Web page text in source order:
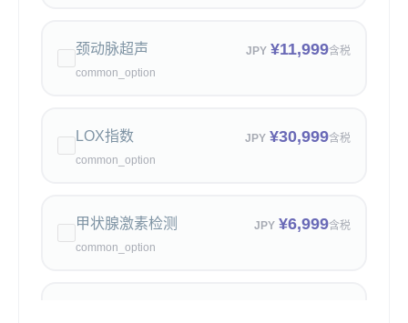
颈动脉超声 JPY ¥11,999含税
common_option
LOX指数 JPY ¥30,999含税
common_option
甲状腺激素检测 JPY ¥6,999含税
common_option